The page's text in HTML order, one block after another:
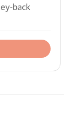
back